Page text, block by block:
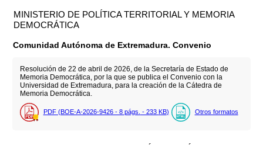
MINISTERIO DE POLÍTICA TERRITORIAL Y MEMORIA
DEMOCRÁTICA
Comunidad Autónoma de Extremadura. Convenio
Resolución de 22 de abril de 2026, de la Secretaría de Estado de
Memoria Democrática, por la que se publica el Convenio con la
Universidad de Extremadura, para la creación de la Cátedra de
Memoria Democrática.
PDF (BOE-A-2026-9426 - 8 págs. - 233 KB) Otros formatos